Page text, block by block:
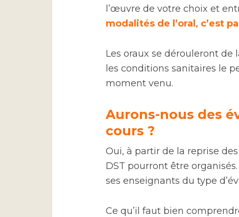
l’œuvre de votre choix et
modalités de l’oral, c’est
Les oraux se dérouleront de
les conditions sanitaires le
moment venu.
Aurons-nous des
cours ?
Oui, à partir de la reprise
DST pourront être
ses enseignants du type
Ce qu’il faut bien